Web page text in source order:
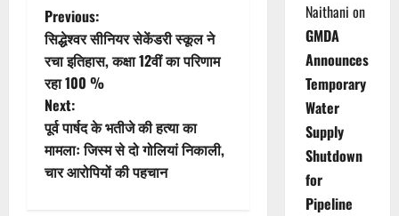
P
o
s
t
n
Previous:
सिद्धेश्वर सीनियर सेकेंडरी स्कूल ने
रचा इतिहास, कक्षा 12वीं का परिणाम
रहा 100 %
Next:
पूर्व पार्षद के भतीजे की हत्या का
मामलाः जिस्म से दो गोलियां निकाली,
चार आरोपियों की पहचान
Naithani on
GMDA
Announces
Temporary
Water
Supply
Shutdown
for
Pipeline